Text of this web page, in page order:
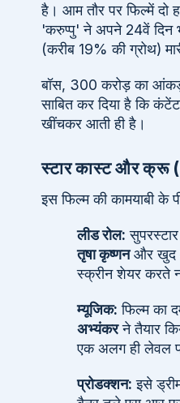
है। आम तौर पर फिल्में दो
'करुप्पु' ने अपने 24वें दिन
(करीब 19% की ग्रोथ)
बॉस, 300 करोड़ का
साबित कर दिया है कि
खींचकर आती ही है।
स्टार कास्ट और
इस फिल्म की कामयाबी के
लीड रोल:
तृषा कृष्णनऔर खुद
स्क्रीन शेयर करते
म्यूजिक: फिल्म का
अभ्यंकरने तैयार
एक अलग ही लेवल
प्रोडक्शन: इसे